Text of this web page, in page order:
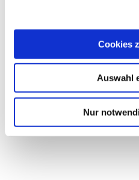
Cookies
Auswahl
Nur